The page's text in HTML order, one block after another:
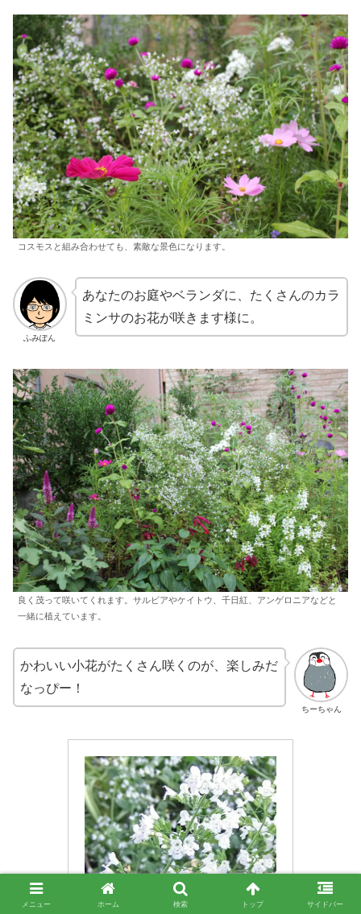
コスモスと組み合わせても、素敵な景色になります。
ふみぽん
あなたのお庭やベランダに、たくさんのカラ
ミンサのお花が咲きます様に。
良く茂って咲いてくれます。サルビアやケイトウ、千日紅、アンゲロニアなどと
一緒に植えています。
ちーちゃん
かわいい小花がたくさん咲くのが、楽しみだ
なっぴー！
メニュー ホーム 検索 トップ サイドバー